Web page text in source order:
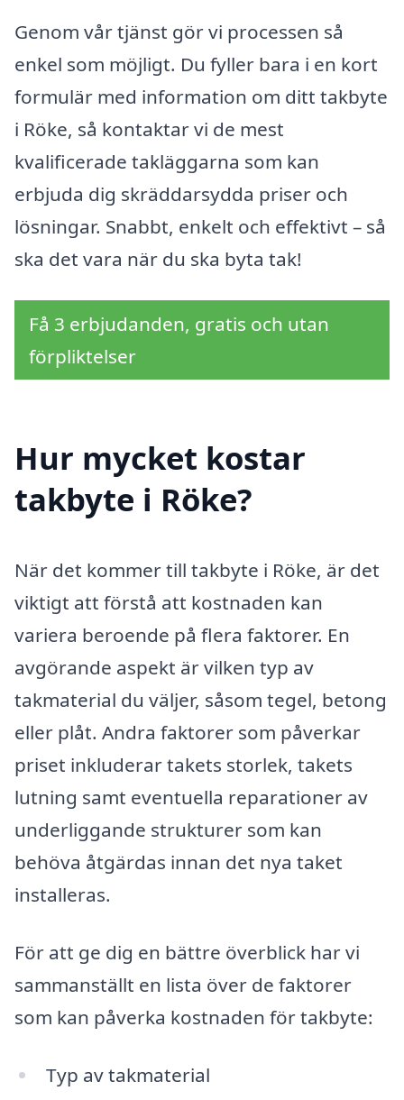
Genom vår tjänst gör vi processen så
enkel som möjligt. Du fyller bara i en kort
formulär med information om ditt takbyte
i Röke, så kontaktar vi de mest
kvalificerade takläggarna som kan
erbjuda dig skräddarsydda priser och
lösningar. Snabbt, enkelt och effektivt – så
ska det vara när du ska byta tak!
Få 3 erbjudanden, gratis och utan
förpliktelser
Hur mycket kostar
takbyte i Röke?
När det kommer till takbyte i Röke, är det
viktigt att förstå att kostnaden kan
variera beroende på flera faktorer. En
avgörande aspekt är vilken typ av
takmaterial du väljer, såsom tegel, betong
eller plåt. Andra faktorer som påverkar
priset inkluderar takets storlek, takets
lutning samt eventuella reparationer av
underliggande strukturer som kan
behöva åtgärdas innan det nya taket
installeras.
För att ge dig en bättre överblick har vi
sammanställt en lista över de faktorer
som kan påverka kostnaden för takbyte:
Typ av takmaterial